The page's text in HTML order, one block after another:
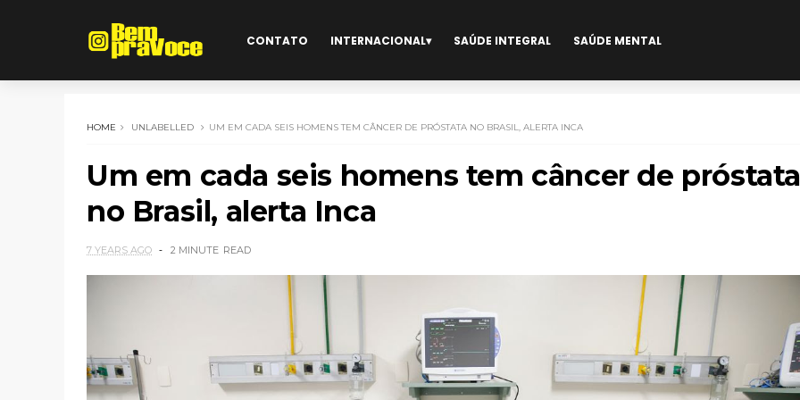
CONTATO INTERNACIONAL SAÚDE INTEGRAL SAÚDE MENTAL
HOME UNLABELLED UM EM CADA SEIS HOMENS TEM CÂNCER DE PRÓSTATA NO BRASIL, ALERTA INCA
Um em cada seis homens tem câncer de próstata
no Brasil, alerta Inca
7 YEARS AGO 2 MINUTE READ